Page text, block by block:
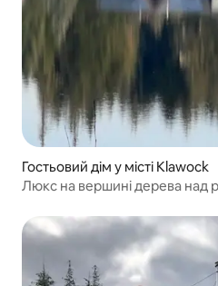
Гостьовий дім у місті Klawock
Люкс на вершині дерева над